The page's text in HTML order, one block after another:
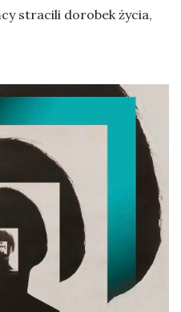
stracili dorobek życia,